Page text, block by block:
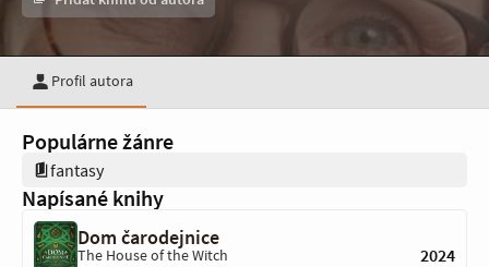
Profil autora
Populárne žánre
fantasy
Napísané knihy
Dom čarodejnice
The House of the Witch 2024